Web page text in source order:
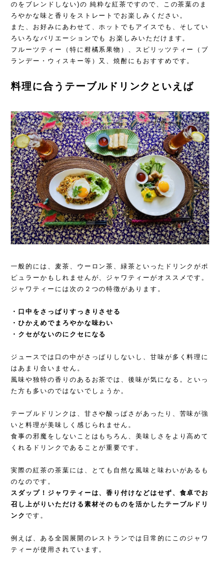
のをブレンドしない)の 純粋な紅茶ですので、この茶葉のま
ろやかな味と香りをストレートでお楽しみください。
また、お好みにあわせて、ホットでもアイスでも、そしてい
ろいろなバリエーションでも お楽しみいただけます。
フルーツティー（特に柑橘系果物）、スピリッツティー（ブ
ランデー・ウィスキー等）又、焼酎にもおすすめです。
料理に合うテーブルドリンクといえば
一般的には、麦茶、ウーロン茶、緑茶といったドリンクがポ
ピュラーかもしれませんが、ジャワティーがオススメです。
ジャワティーには次の２つの特徴があります。
・口中をさっぱりすっきりさせる
・ひかえめでまろやかな味わい
・クセがないのにクセになる
ジュースでは口の中がさっぱりしないし、甘味が多く料理に
はあまり合いません。
風味や独特の香りのあるお茶では、後味が気になる。といっ
た方も多いのではないでしょうか。
テーブルドリンクは、甘さや酸っぱさがあったり、苦味が強
いと料理が美味しく感じられません。
食事の邪魔をしないことはもちろん、美味しさをより高めて
くれるドリンクであることが重要です。
実際の紅茶の茶葉には、とても自然な風味と味わいがあるも
のなのです。
スダップ！ジャワティーは、香り付けなどはせず、食卓でお
召し上がりいただける素材そのものを活かしたテーブルドリ
ンクです。
例えば、ある全国展開のレストランでは日常的にこのジャワ
ティーが使用されています。